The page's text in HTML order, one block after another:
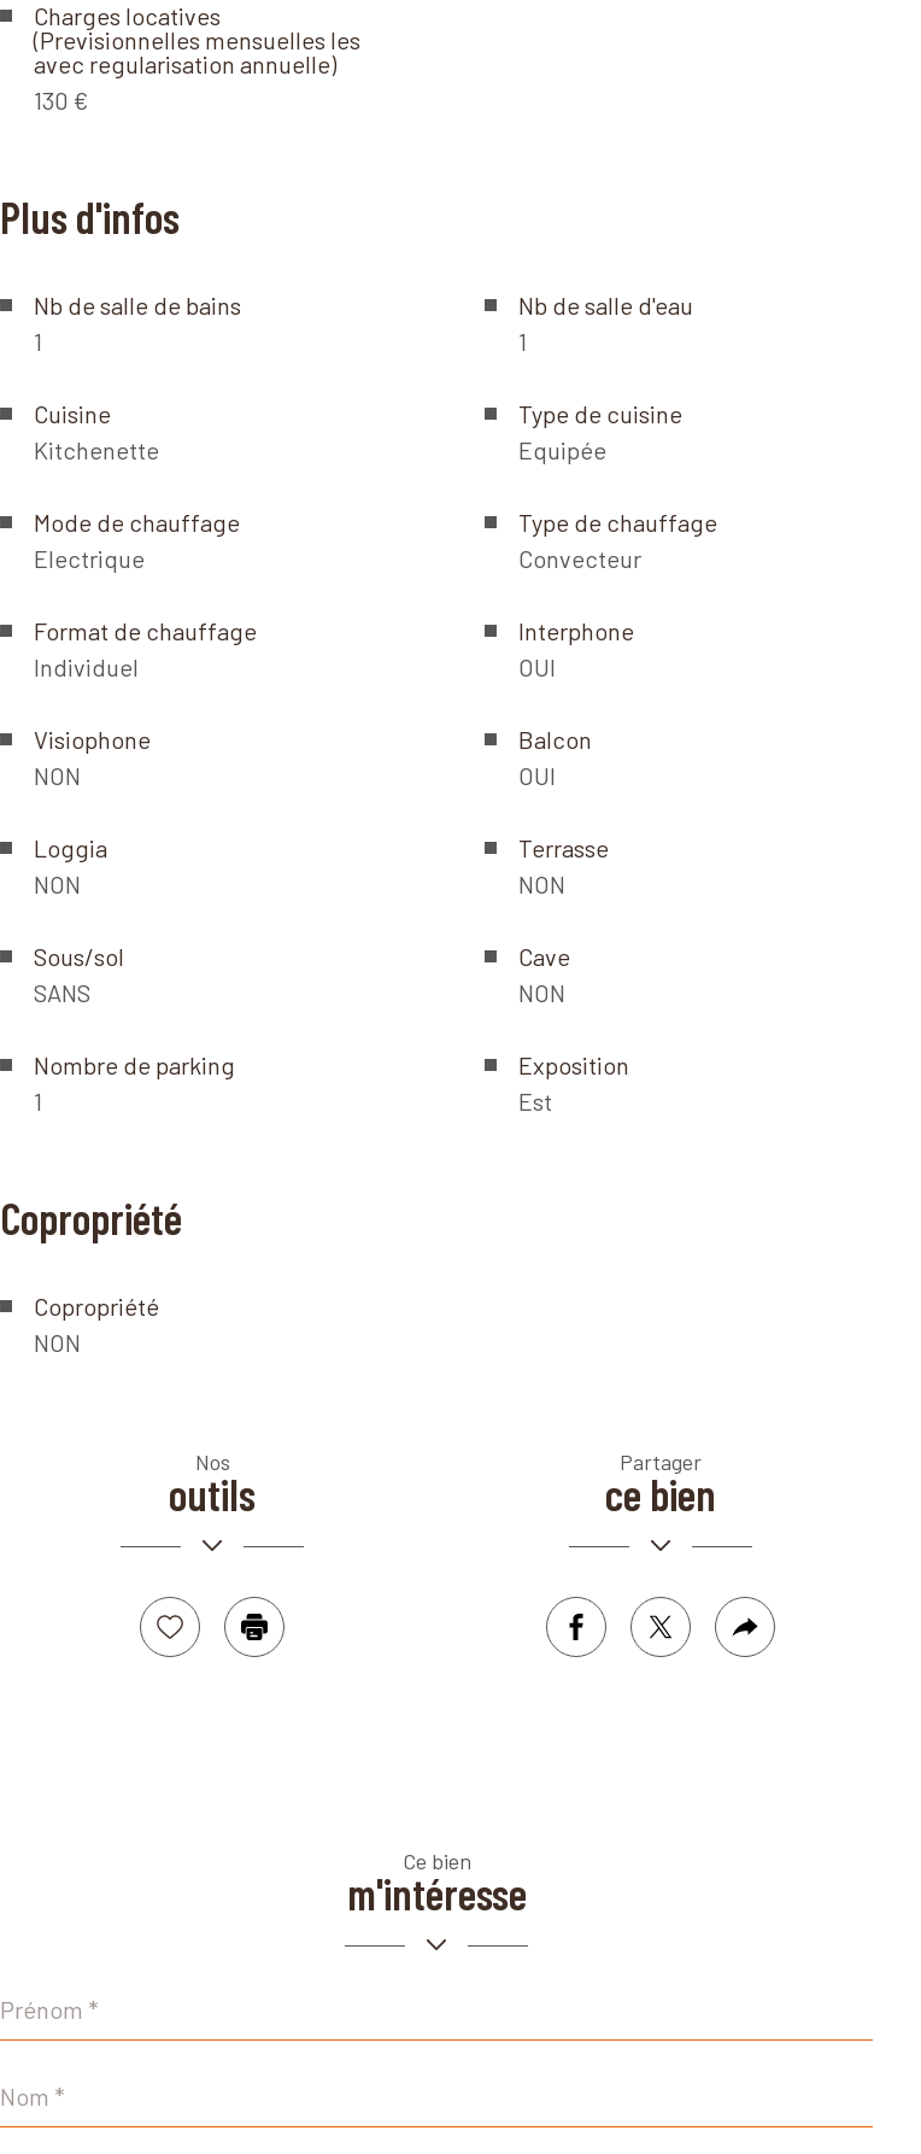
Charges locatives
(Previsionnelles mensuelles les
avec regularisation annuelle)
130 €
Plus d'infos
Nb de salle de bains
1
Nb de salle d'eau
1
Cuisine
Kitchenette
Type de cuisine
Equipée
Mode de chauffage
Electrique
Type de chauffage
Convecteur
Format de chauffage
Individuel
Interphone
OUI
Visiophone
NON
Balcon
OUI
Loggia
NON
Terrasse
NON
Sous/sol
SANS
Cave
NON
Nombre de parking
1
Exposition
Est
Copropriété
Copropriété
NON
Leaflet|©Jawg
Nos
outils
SélectionnerImprimer
Partager
ce bien
facebooktwitter
Plus
de
Ce bien
m'intéresse
Prénom
Nom